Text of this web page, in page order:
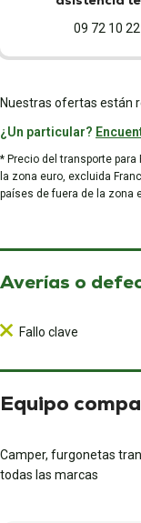
09 72 10
Nuestras ofertas están
¿Un particular?
* Precio del transporte
la zona euro, excluida
países de fuera de la zona
Averías o
Fallo clave
Equipo
Camper, furgonetas
todas las marcas